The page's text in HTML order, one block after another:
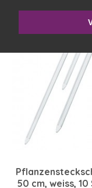
50 cm, weiss, 10